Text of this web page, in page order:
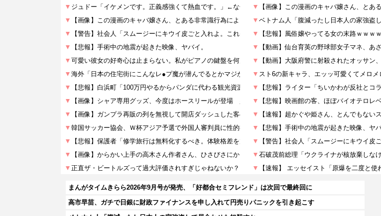
まんがタイムきらら2026年9月号が発売、「好都合セミフレンド」は次回で最終回に
高市早苗、ガチで日銀に財政ファイナンスを申し入れて円売りパニックを引き起こす